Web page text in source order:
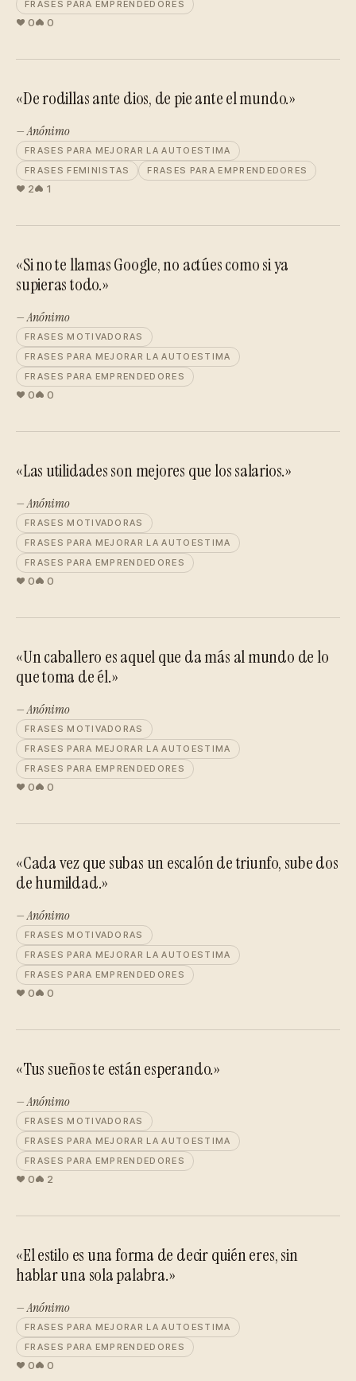
FRASES PARA EMPRENDEDORES
0 0
«De rodillas ante dios, de pie ante el mundo.»
— Anónimo
FRASES PARA MEJORAR LA AUTOESTIMA
FRASES FEMINISTAS
FRASES PARA EMPRENDEDORES
2 1
«Si no te llamas Google, no actúes como si ya
supieras todo.»
— Anónimo
FRASES MOTIVADORAS
FRASES PARA MEJORAR LA AUTOESTIMA
FRASES PARA EMPRENDEDORES
0 0
«Las utilidades son mejores que los salarios.»
— Anónimo
FRASES MOTIVADORAS
FRASES PARA MEJORAR LA AUTOESTIMA
FRASES PARA EMPRENDEDORES
0 0
«Un caballero es aquel que da más al mundo de lo
que toma de él.»
— Anónimo
FRASES MOTIVADORAS
FRASES PARA MEJORAR LA AUTOESTIMA
FRASES PARA EMPRENDEDORES
0 0
«Cada vez que subas un escalón de triunfo, sube dos
de humildad.»
— Anónimo
FRASES MOTIVADORAS
FRASES PARA MEJORAR LA AUTOESTIMA
FRASES PARA EMPRENDEDORES
0 0
«Tus sueños te están esperando.»
— Anónimo
FRASES MOTIVADORAS
FRASES PARA MEJORAR LA AUTOESTIMA
FRASES PARA EMPRENDEDORES
0 2
«El estilo es una forma de decir quién eres, sin
hablar una sola palabra.»
— Anónimo
FRASES PARA MEJORAR LA AUTOESTIMA
FRASES PARA EMPRENDEDORES
0 0